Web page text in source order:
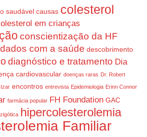
saudável causas colesterol
em crianças
conscientização da HF
com a saúde descobrimento
diagnóstico e tratamento Dia
cardiovascular doenças raras Dr. Robert
encontros entrevista Epidemiologia Erinn Connor
farmácia popular FH Foundation GAC
hipercolesterolemia
Familiar